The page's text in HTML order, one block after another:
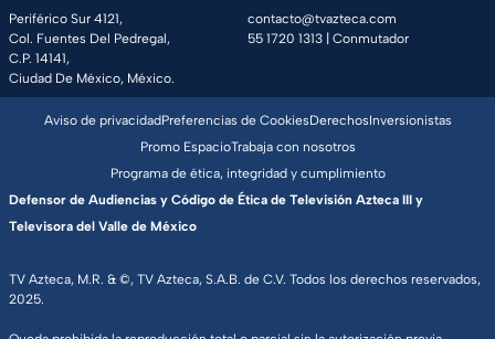
Periférico Sur 4121,
Col. Fuentes Del Pedregal,
C.P. 14141,
Ciudad De México, México.
contacto@tvazteca.com
55 1720 1313 | Conmutador
TV Azteca, M.R. & ©, TV Azteca, S.A.B. de C.V. Todos los derechos reservados,
2025.
Aviso de privacidadPreferencias de CookiesDerechosInversionistas
Promo EspacioTrabaja con nosotros
Programa de ética, integridad y cumplimiento
Defensor de Audiencias y Código de Ética de Televisión Azteca III y
Televisora del Valle de México